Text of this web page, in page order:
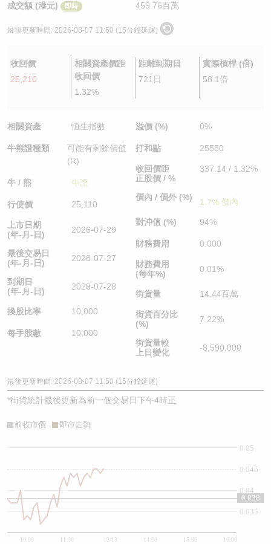
成交額 (港元) 即時 459.76百萬
最後更新時間: 2026-08-07 11:50 (15分鐘延遲)
收回價
25,210
相關資產價距
收回價
1.32%
距離到期日
721日
實際槓桿 (倍)
58.1倍
相關資產 恒生指數
牛熊證種類
可能有剩餘價值
(R)
牛 / 熊 牛證
行使價 25,110
上市日期
(年-月-日)
2026-07-29
最後交易日
(年-月-日)
2028-07-27
到期日
(年-月-日)
2028-07-28
換股比率 10,000
每手股數 10,000
溢價 (%) 0%
打和點 25550
收回價距
正股價 / %
337.14 / 1.32%
價內 / 價外 (%) 1.7% 價內
對沖值 (%) 94%
財務費用 0.000
財務費用
(每年%)
0.01%
街貨量 14.44百萬
街貨百分比
(%)
7.22%
街貨量較
上日變化
-8,590,000
最後更新時間: 2026-08-07 11:50 (15分鐘延遲)
*街貨統計最後更新為前一個交易日下午4時正
前收市價 即市走勢
10:00 11:00 12/13 14:00 15:00 16:00
0.035
0.04
0.045
0.05
0.038
認股證文件及公告
牛熊證分析儀
牛熊證文件及公告
AH 股價對照